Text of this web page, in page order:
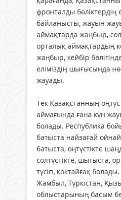
фронталды бөліктердің
байланысты, жауын
аймақтарда жаңбыр,
орталық аймақтардың
жаңбыр, кейбір
еліміздің шығысында
жауады.
Тек Қазақстанның
аймағында ғана күн
болады. Республика
батыста найзағай
батыста, оңтүстікте
солтүстікте, шығыста,
түсіп, көктайғақ болады.
Жамбыл, Түркістан,
облыстарының басым